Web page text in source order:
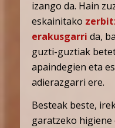
izango da. Hain
eskainitako
erakusgarri da,
guzti-guztiak
apaindegien eta
adierazgarri ere.
Besteak beste,
garatzeko